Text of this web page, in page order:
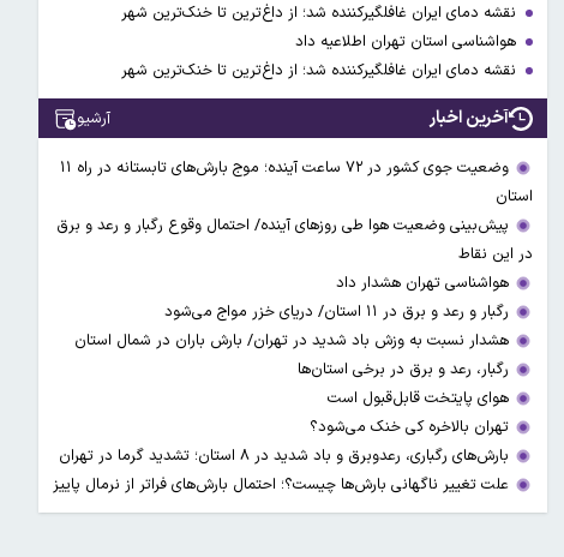
نقشه دمای ایران غافلگیرکننده شد؛ از داغ‌ترین تا خنک‌ترین شهر
هواشناسی استان تهران اطلاعیه داد
نقشه دمای ایران غافلگیرکننده شد؛ از داغ‌ترین تا خنک‌ترین شهر
آخرین اخبار آرشیو
وضعیت جوی کشور در ۷۲ ساعت آینده؛ موج بارش‌های تابستانه در راه ۱۱
استان
پیش‌بینی وضعیت هوا طی روزهای آینده/ احتمال وقوع رگبار و رعد و برق
در این نقاط
هواشناسی تهران هشدار داد
رگبار و رعد و برق در ۱۱ استان‌/ دریای خزر مواج می‌شود
هشدار نسبت به وزش باد شدید در تهران/ بارش باران در شمال استان
رگبار، رعد و برق در برخی استان‌ها
هوای پایتخت قابل‌قبول است
تهران بالاخره کی خنک می‌شود؟
بارش‌های رگباری، رعدوبرق و باد شدید در ۸ استان؛ تشدید گرما در تهران
علت تغییر ناگهانی بارش‌ها چیست؟؛ احتمال بارش‌های فراتر از نرمال پاییز